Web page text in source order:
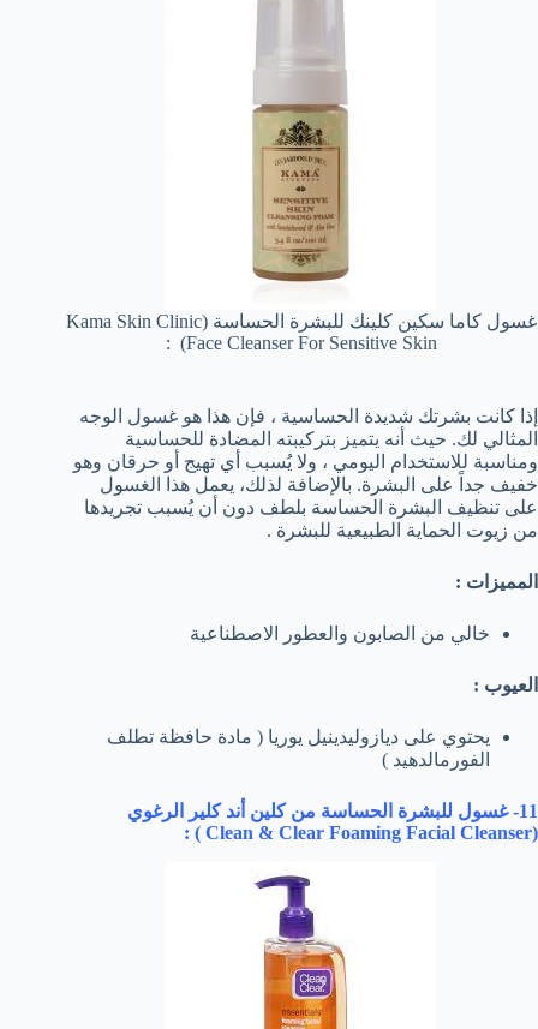
غسول كاما سكين كلينك للبشرة الحساسة (Kama Skin Clinic
Face Cleanser For Sensitive Skin) :
إذا كانت بشرتك شديدة الحساسية ، فإن هذا هو غسول الوجه
المثالي لك. حيث أنه يتميز بتركيبته المضادة للحساسية
ومناسبة للاستخدام اليومي ، ولا يُسبب أي تهيج أو حرقان وهو
خفيف جداً على البشرة. بالإضافة لذلك، يعمل هذا الغسول
على تنظيف البشرة الحساسة بلطف دون أن يُسبب تجريدها
من زيوت الحماية الطبيعية للبشرة .
المميزات :
خالي من الصابون والعطور الاصطناعية
العيوب :
يحتوي على ديازوليدينيل يوريا ( مادة حافظة تطلف
الفورمالدهيد )
11- غسول للبشرة الحساسة من كلين أند كلير الرغوي
(
Clean & Clear Foaming Facial Cleanser
) :